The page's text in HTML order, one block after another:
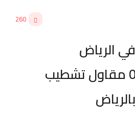
260
الرياض
ت:0507295799 مقاول تشطيب